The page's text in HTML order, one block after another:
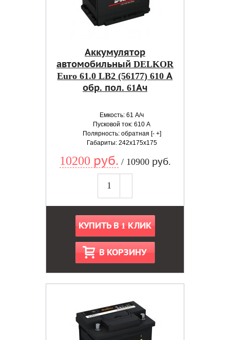
Аккумулятор
автомобильный DELKOR
Euro 61.0 LB2 (56177) 610 А
обр. пол. 61Ач
Емкость: 61 А/ч
Пусковой ток: 610 А
Полярность: обратная [- +]
Габариты: 242x175x175
10200 руб. / 10900 руб.
КУПИТЬ В 1 КЛИК
В КОРЗИНУ